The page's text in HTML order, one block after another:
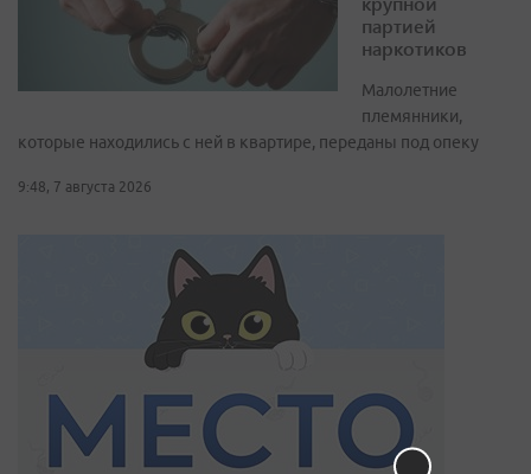
партией
наркотиков
Малолетние
племянники,
которые находились с ней в квартире, переданы под опеку
9:48, 7 августа 2026